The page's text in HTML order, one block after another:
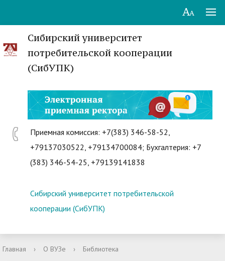
Сибирский университет
потребительской кооперации
(СибУПК)
Приемная комиссия: +7(383) 346-58-52,
+79137030522, +79134700084; Бухгалтерия: +7
(383) 346-54-25, +79139141838
Сибирский университет потребительской
кооперации (СибУПК)
Главная › О ВУЗе › Библиотека